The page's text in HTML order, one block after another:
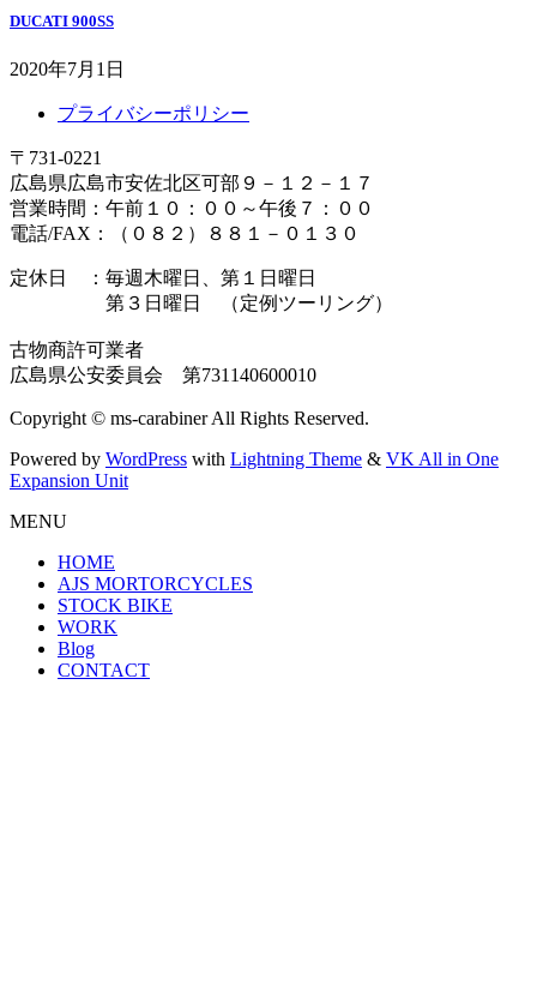
DUCATI 900SS
2020年7月1日
プライバシーポリシー
〒731-0221
広島県広島市安佐北区可部９－１２－１７
営業時間：午前１０：００～午後７：００
電話/FAX：（０８２）８８１－０１３０
定休日 ：毎週木曜日、第１日曜日
第３日曜日 （定例ツーリング）
古物商許可業者
広島県公安委員会 第731140600010
Copyright © ms-carabiner All Rights Reserved.
Powered by WordPress with Lightning Theme & VK All in One
Expansion Unit
MENU
HOME
AJS MORTORCYCLES
STOCK BIKE
WORK
Blog
CONTACT